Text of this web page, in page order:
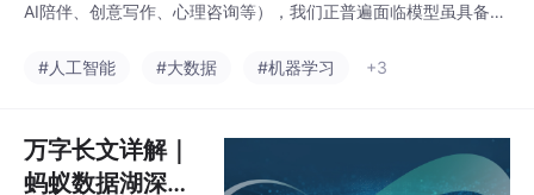
AI陪伴、创意写作、心理咨询等），我们正普遍面临模型虽具备逻
儿”的缺失，不仅限制了AI的实用性，更直接影响了用户体验和产
#人工智能 #大数据 #机器学习 +3
万字长文详解｜
蚂蚁数据湖深度